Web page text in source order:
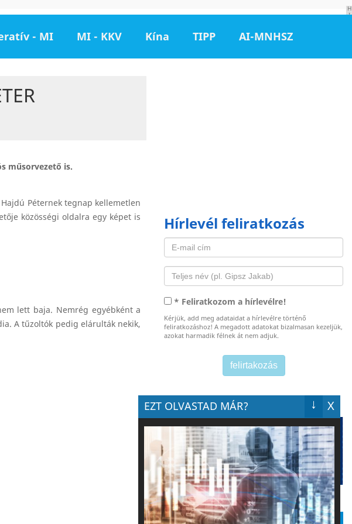
H
I
- MI MI - KKV Kína TIPP AI-MNHSZ
műsorvezető is.
Péternek tegnap kellemetlen
közösségi oldalra egy képet is
lett baja. Nemrég egyébként a
A tűzoltók pedig elárulták nekik,
Hírlevél feliratkozás
* Feliratkozom a hírlevélre!
Kérjük, add meg adataidat a hírlevélre történő
feliratkozáshoz! A megadott adatokat bizalmasan kezeljük,
azokat harmadik félnek át nem adjuk.
EZT OLVASTAD MÁR? X
↓